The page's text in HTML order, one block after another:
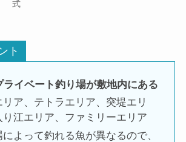
式
ト
ライベート釣り場が敷地内にある
リア、テトラエリア、突堤エリ
り江エリア、ファミリーエリア
よって釣れる魚が異なるので、